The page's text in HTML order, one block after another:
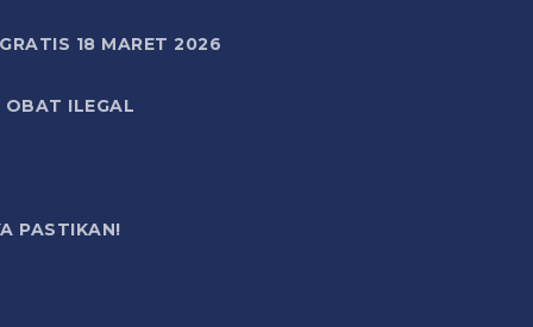
18 MARET 2026
OBAT ILEGAL
PASTIKAN!